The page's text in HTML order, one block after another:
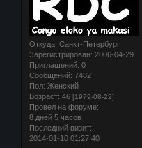
Откуда: Санкт-Петербург
Зарегистрирован: 2006-04-29
Приглашений: 0
Сообщений: 7482
Пол: Женский
Возраст: 46 [1979-08-22]
Провел на форуме:
8 дней 5 часов
Последний визит:
2014-01-10 01:27:40